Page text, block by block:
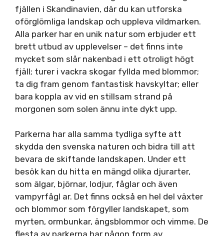
fjällen i Skandinavien, där du kan utforska
oförglömliga landskap och uppleva vildmarken.
Alla parker har en unik natur som erbjuder ett
brett utbud av upplevelser – det finns inte
mycket som slår nakenbad i ett otroligt högt
fjäll; turer i vackra skogar fyllda med blommor;
ta dig fram genom fantastisk havskyltar; eller
bara koppla av vid en stillsam strand på
morgonen som solen ännu inte dykt upp.
Parkerna har alla samma tydliga syfte att
skydda den svenska naturen och bidra till att
bevara de skiftande landskapen. Under ett
besök kan du hitta en mängd olika djurarter,
som älgar, björnar, lodjur, fåglar och även
vampyrfågl ar. Det finns också en hel del växter
och blommor som förgyller landskapet, som
myrten, ormbunkar, ängsblommor och vimme. De